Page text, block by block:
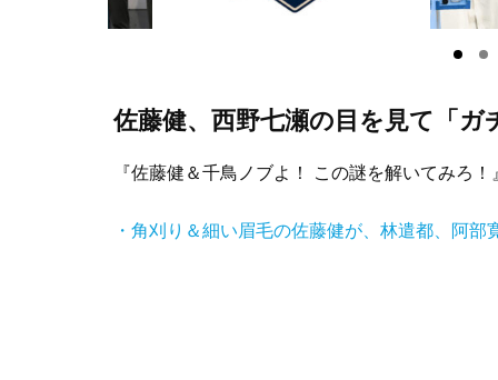
佐藤健、西野七瀬の目を見て「ガ
『佐藤健＆千鳥ノブよ！ この謎を解いてみろ
・角刈り＆細い眉毛の佐藤健が、林遣都、阿部